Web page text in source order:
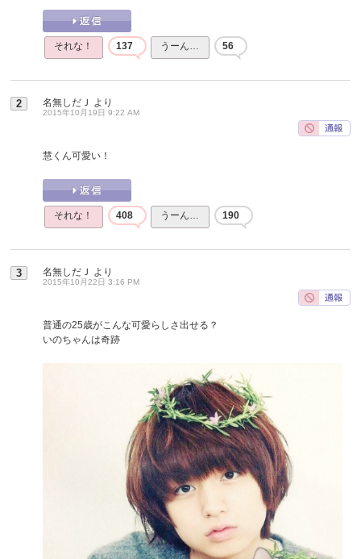
それな！ 137 うーん… 56
2 名無しだＪ より
2015年10月19日 9:22 AM
慧くん可愛い！
それな！ 408 うーん… 190
3 名無しだＪ より
2015年10月22日 3:16 PM
普通の25歳がこんな可愛らしさ出せる？
いのちゃんは奇跡